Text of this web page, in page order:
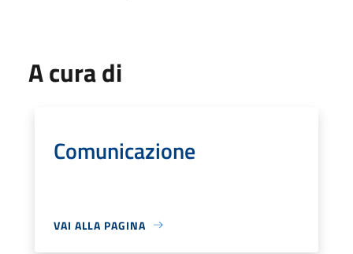
A cura di
Comunicazione
VAI ALLA PAGINA